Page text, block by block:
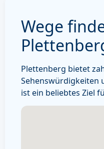
Wege
Plettenberg bietet
Sehenswürdigkeiten
ist ein beliebtes Ziel